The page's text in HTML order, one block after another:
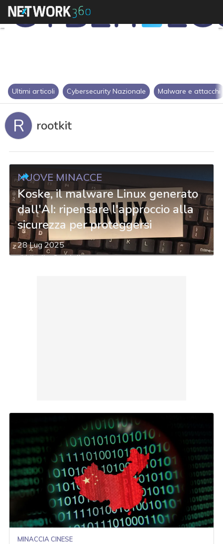
Ultimi articoli Cybersecurity Nazionale Malware e attacchi
R rootkit
NUOVE MINACCE
Koske, il malware Linux generato
dall'AI: ripensare l'approccio alla
sicurezza per proteggersi
28 Lug 2025
diMirella Castigli
MINACCIA CINESE